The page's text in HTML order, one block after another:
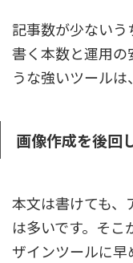
記事数が少ないう
書く本数と運用の
うな強いツールは
画像作成を後回
本文は書けても、
は多いです。そこ
ザインツールに